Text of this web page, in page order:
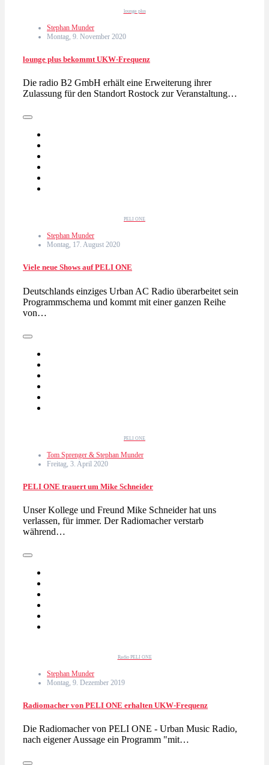
lounge plus
Stephan Munder
Montag, 9. November 2020
lounge plus bekommt UKW-Frequenz
Die radio B2 GmbH erhält eine Erweiterung ihrer
Zulassung für den Standort Rostock zur Veranstaltung…
PELI ONE
Stephan Munder
Montag, 17. August 2020
Viele neue Shows auf PELI ONE
Deutschlands einziges Urban AC Radio überarbeitet sein
Programmschema und kommt mit einer ganzen Reihe
von…
PELI ONE
Tom Sprenger & Stephan Munder
Freitag, 3. April 2020
PELI ONE trauert um Mike Schneider
Unser Kollege und Freund Mike Schneider hat uns
verlassen, für immer. Der Radiomacher verstarb
während…
Radio PELI ONE
Stephan Munder
Montag, 9. Dezember 2019
Radiomacher von PELI ONE erhalten UKW-Frequenz
Die Radiomacher von PELI ONE - Urban Music Radio,
nach eigener Aussage ein Programm "mit…